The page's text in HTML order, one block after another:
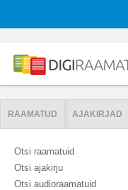
RAAMATUD AJAKIRJAD
Otsi raamatuid
Otsi ajakirju
Otsi audioraamatuid